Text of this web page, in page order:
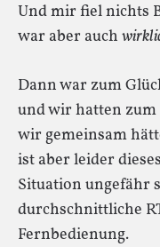
Und mir fiel nichts
war aber auch
Dann war zum
und wir hatten zum
wir gemeinsam
ist aber leider
Situation ungefähr
durchschnittliche
Fernbedienung.